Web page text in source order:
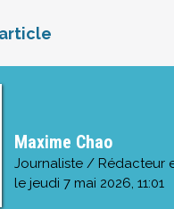
Maxime Chao
Journaliste / Rédacteur
le jeudi 7 mai 2026, 11:01